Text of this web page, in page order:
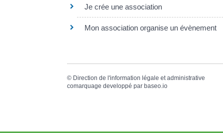
Je crée une association
Mon association organise un évènement
© Direction de l'information légale et administrative
comarquage developpé par baseo.io